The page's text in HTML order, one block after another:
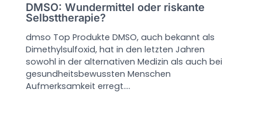
DMSO: Wundermittel oder riskante
Selbsttherapie?
dmso Top Produkte DMSO, auch bekannt als
Dimethylsulfoxid, hat in den letzten Jahren
sowohl in der alternativen Medizin als auch bei
gesundheitsbewussten Menschen
Aufmerksamkeit erregt.…